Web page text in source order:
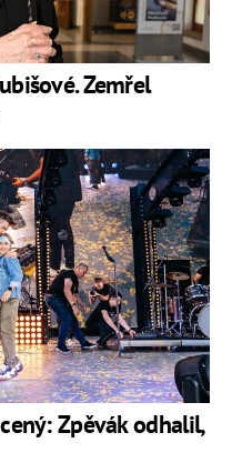
Zemřel
Zpěvák odhalil,